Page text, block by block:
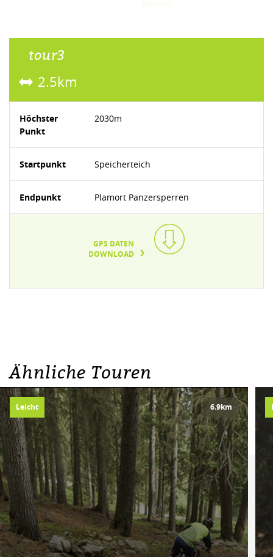
tour3
2.5km
Höchster
Punkt
2030m
Startpunkt Speicherteich
Endpunkt Plamort Panzersperren
GPS DATEN
DOWNLOAD
Ähnliche Touren
Leicht 6.9km